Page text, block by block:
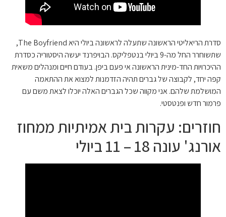
סדרת הריאליטי הראשונה שתעלה לראשונה ביולי היא The Boyfriend,
שתשוחרר החל מה-9 ביולי בנטפליקס. הבויפרנד יעשה היסטוריה כסדרת
ההיכרויות החד-מינית הראשונה אי פעם ביפן. בעודם חיים ומנהלים משאית
קפה יחד, לקבוצה של גברים תהיה הזדמנות למצוא את ההתאמה
המושלמת שלהם. אני מקווה שכל הגברים האלה יוכלו לצאת משם עם
פרמור חדש ופנטסטי.
חוזרים: עקרות בית אמיתיות ממחוז
אורנג' עונה 18 – 11 ביולי